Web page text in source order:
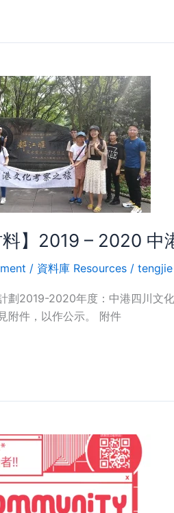
料】2019 – 2020
/ 資料庫 Resources / tengjie
劃2019-2020年度：中港四川文
附件，以作公示。 附件